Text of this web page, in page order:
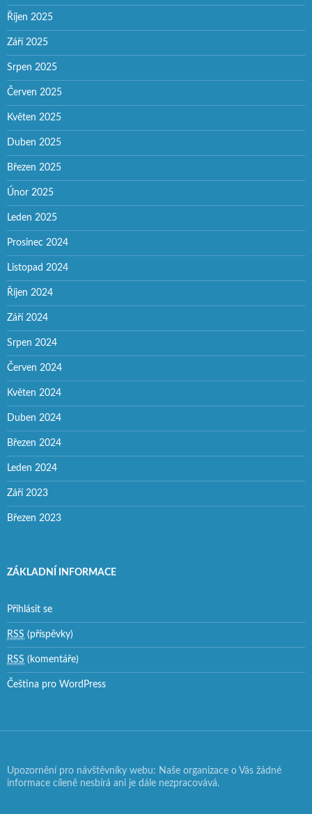
Říjen 2025
Září 2025
Srpen 2025
Červen 2025
Květen 2025
Duben 2025
Březen 2025
Únor 2025
Leden 2025
Prosinec 2024
Listopad 2024
Říjen 2024
Září 2024
Srpen 2024
Červen 2024
Květen 2024
Duben 2024
Březen 2024
Leden 2024
Září 2023
Březen 2023
ZÁKLADNÍ INFORMACE
Přihlásit se
RSS (příspěvky)
RSS (komentáře)
Čeština pro WordPress
Upozornění pro návštěvníky webu: Naše organizace o Vás žádné
informace cíleně nesbírá ani je dále nezpracovává.